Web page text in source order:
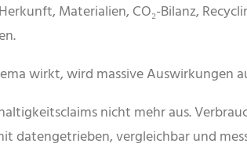
Materialien, CO₂-Bilanz,
wirkt, wird massive
nicht mehr aus.
datengetrieben, vergleichbar und